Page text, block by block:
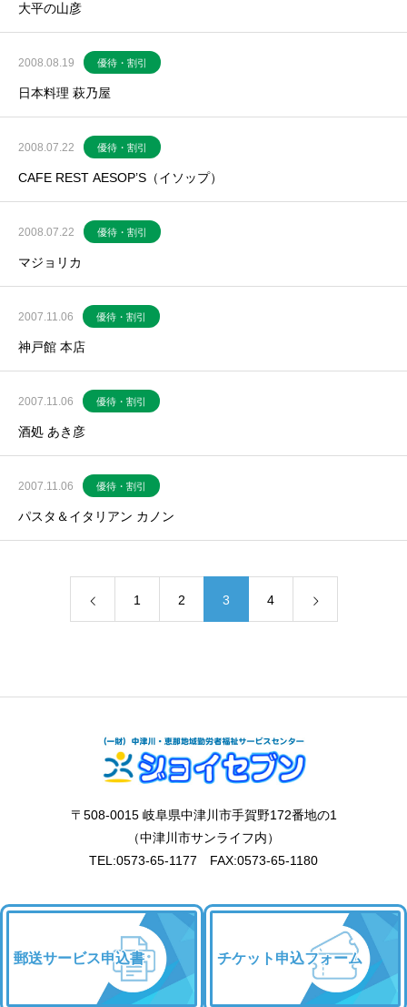
大平の山彦
2008.08.19 優待・割引
日本料理 萩乃屋
2008.07.22 優待・割引
CAFE REST AESOP’S（イソップ）
2008.07.22 優待・割引
マジョリカ
2007.11.06 優待・割引
神戸館 本店
2007.11.06 優待・割引
酒処 あき彦
2007.11.06 優待・割引
パスタ＆イタリアン カノン
1 2 3 4
〒508-0015 岐阜県中津川市手賀野172番地の1
（中津川市サンライフ内）
TEL:0573-65-1177 FAX:0573-65-1180
郵送サービス申込書 チケット申込フォーム